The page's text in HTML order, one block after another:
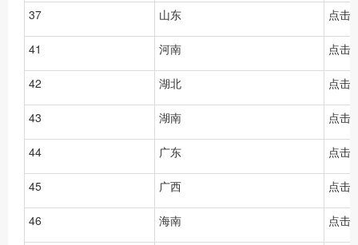
37 山东 点击
41 河南 点击
42 湖北 点击
43 湖南 点击
44 广东 点击
45 广西 点击
46 海南 点击